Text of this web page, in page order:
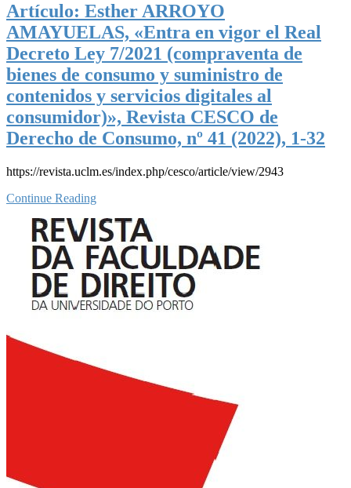
Artículo: Esther ARROYO
AMAYUELAS, «Entra en vigor el Real
Decreto Ley 7/2021 (compraventa de
bienes de consumo y suministro de
contenidos y servicios digitales al
consumidor)», Revista CESCO de
Derecho de Consumo, nº 41 (2022), 1-32
https://revista.uclm.es/index.php/cesco/article/view/2943
Continue Reading